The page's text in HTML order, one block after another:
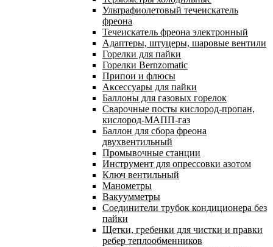
Ультрафиолетовый течеискатель
фреона
Течеискатель фреона электронный
Адаптеры, штуцеры, шаровые вентили
Горелки для пайки
Горелки Bernzomatic
Припои и флюсы
Аксессуары для пайки
Баллоны для газовых горелок
Сварочные посты кислород-пропан,
кислород-МАПП-газ
Баллон для сбора фреона
двухвентильный
Промывочные станции
Инструмент для опрессовки азотом
Ключ вентильный
Манометры
Вакуумметры
Соединители трубок кондиционера без
пайки
Щетки, гребенки для чистки и правки
ребер теплообменников